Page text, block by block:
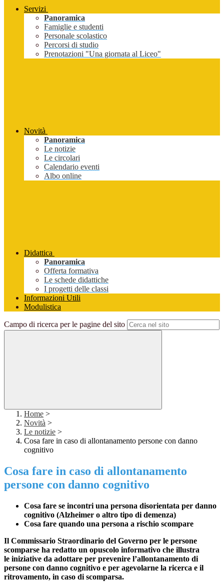
Servizi
Panoramica
Famiglie e studenti
Personale scolastico
Percorsi di studio
Prenotazioni "Una giornata al Liceo"
Novità
Panoramica
Le notizie
Le circolari
Calendario eventi
Albo online
Didattica
Panoramica
Offerta formativa
Le schede didattiche
I progetti delle classi
Informazioni Utili
Modulistica
Campo di ricerca per le pagine del sito
Home >
Novità >
Le notizie >
Cosa fare in caso di allontanamento persone con danno
cognitivo
Cosa fare in caso di allontanamento
persone con danno cognitivo
Cosa fare se incontri una persona disorientata per danno
cognitivo (Alzheimer o altro tipo di demenza)
Cosa fare quando una persona a rischio scompare
Il Commissario Straordinario del Governo per le persone
scomparse ha redatto un opuscolo informativo che illustra
le iniziative da adottare per prevenire l’allontanamento di
persone con danno cognitivo e per agevolarne la ricerca e il
ritrovamento, in caso di scomparsa.